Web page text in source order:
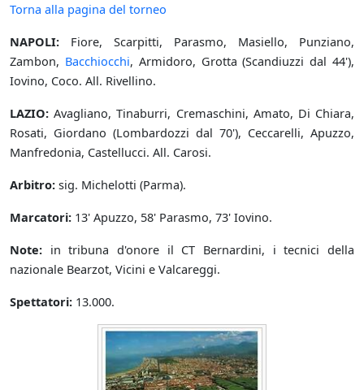
Torna alla pagina del torneo
NAPOLI: Fiore, Scarpitti, Parasmo, Masiello, Punziano,
Zambon, Bacchiocchi, Armidoro, Grotta (Scandiuzzi dal 44'),
Iovino, Coco. All. Rivellino.
LAZIO: Avagliano, Tinaburri, Cremaschini, Amato, Di Chiara,
Rosati, Giordano (Lombardozzi dal 70'), Ceccarelli, Apuzzo,
Manfredonia, Castellucci. All. Carosi.
Arbitro: sig. Michelotti (Parma).
Marcatori: 13' Apuzzo, 58' Parasmo, 73' Iovino.
Note: in tribuna d'onore il CT Bernardini, i tecnici della
nazionale Bearzot, Vicini e Valcareggi.
Spettatori: 13.000.